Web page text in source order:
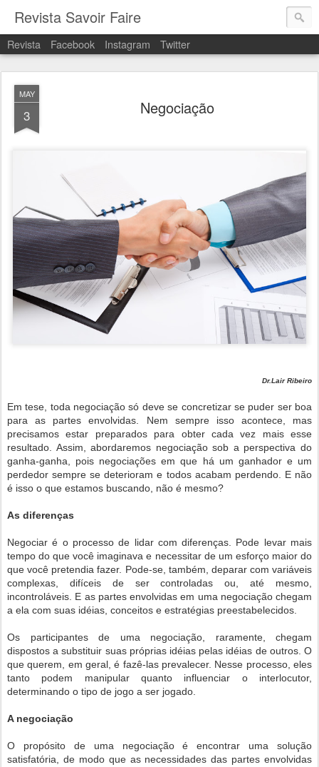
Revista Savoir Faire
Revista Facebook Instagram Twitter
MAY
3 Negociação
Dr.Lair Ribeiro
Em tese, toda negociação só deve se concretizar se puder ser boa
para as partes envolvidas. Nem sempre isso acontece, mas
precisamos estar preparados para obter cada vez mais esse
resultado. Assim, abordaremos negociação sob a perspectiva do
ganha-ganha, pois negociações em que há um ganhador e um
perdedor sempre se deterioram e todos acabam perdendo. E não
é isso o que estamos buscando, não é mesmo?
As diferenças
Negociar é o processo de lidar com diferenças. Pode levar mais
tempo do que você imaginava e necessitar de um esforço maior do
que você pretendia fazer. Pode-se, também, deparar com variáveis
complexas, difíceis de ser controladas ou, até mesmo,
incontroláveis. E as partes envolvidas em uma negociação chegam
a ela com suas idéias, conceitos e estratégias preestabelecidos.
Os participantes de uma negociação, raramente, chegam
dispostos a substituir suas próprias idéias pelas idéias de outros. O
que querem, em geral, é fazê-las prevalecer. Nesse processo, eles
tanto podem manipular quanto influenciar o interlocutor,
determinando o tipo de jogo a ser jogado.
A negociação
O propósito de uma negociação é encontrar uma solução
satisfatória, de modo que as necessidades das partes envolvidas